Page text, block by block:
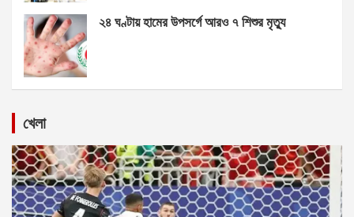
২৪ ঘণ্টায় হামের উপসর্গে আরও ৭ শিশুর মৃত্যু
খেলা